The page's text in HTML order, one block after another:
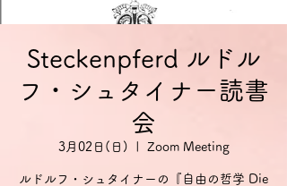
Steckenpferd ルドル
フ・シュタイナー読書
会
3月02日(日) Zoom Meeting
ルドルフ・シュタイナーの『自由の哲学 Die